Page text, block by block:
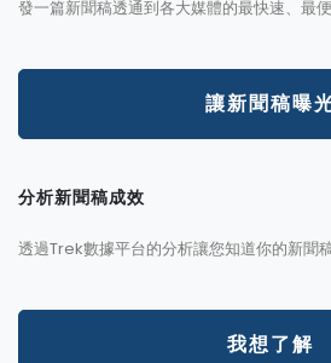
發一篇新聞稿透通到各大媒體的最快速、最
讓新聞稿曝
分析新聞稿成效
透過Trek數據平台的分析讓您知道你的新聞
我想了解